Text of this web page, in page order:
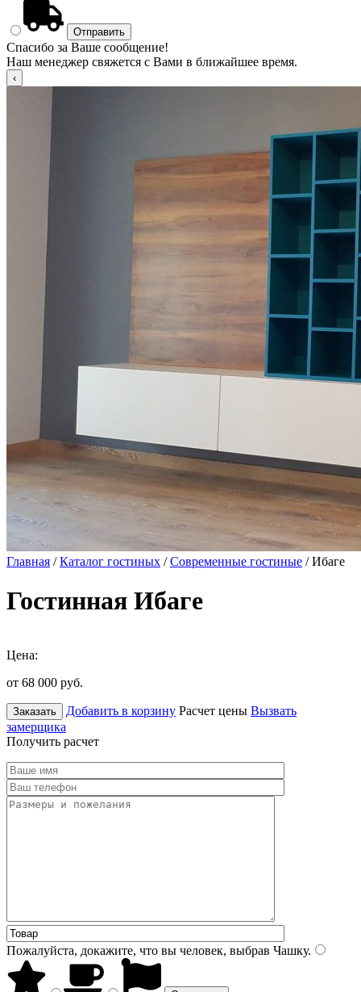
Спасибо за Ваше сообщение!
Наш менеджер свяжется с Вами в ближайшее время.
Главная /Каталог гостиных /Современные гостиные / Ибаге
Гостинная Ибаге
Цена:
от 68 000 руб.
Заказать Добавить в корзину Расчет цены Вызвать
замерщика
Получить расчет
Пожалуйста, докажите, что вы человек, выбрав Чашку.